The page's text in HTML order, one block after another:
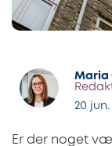
Maria
20 jun.
Er der noget